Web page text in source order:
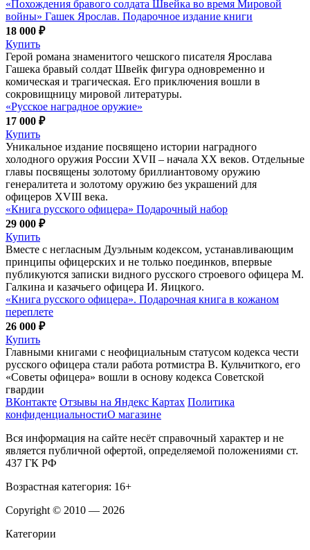
«Похождения бравого солдата Швейка во время Мировой
войны» Гашек Ярослав. Подарочное издание книги
18 000 ₽
Купить
Герой романа знаменитого чешского писателя Ярослава
Гашека бравый солдат Швейк фигура одновременно и
комическая и трагическая. Его приключения вошли в
сокровищницу мировой литературы.
«Русское наградное оружие»
17 000 ₽
Купить
Уникальное издание посвящено истории наградного
холодного оружия России XVII – начала XX веков. Отдельные
главы посвящены золотому бриллиантовому оружию
генералитета и золотому оружию без украшений для
офицеров XVIII века.
«Книга русского офицера» Подарочный набор
29 000 ₽
Купить
Вместе с негласным Дуэльным кодексом, устанавливающим
принципы офицерских и не только поединков, впервые
публикуются записки видного русского строевого офицера М.
Галкина и казачьего офицера И. Яицкого.
«Книга русского офицера». Подарочная книга в кожаном
переплете
26 000 ₽
Купить
Главными книгами с неофициальным статусом кодекса чести
русского офицера стали работа ротмистра В. Кульчиткого, его
«Советы офицера» вошли в основу кодекса Советской
гвардии
ВКонтакте Отзывы на Яндекс Картах Политика
конфиденциальностиО магазине
Вся информация на сайте несёт справочный характер и не
является публичной офертой, определяемой положениями ст.
437 ГК РФ
Возрастная категория: 16+
Copyright © 2010 — 2026
Категории